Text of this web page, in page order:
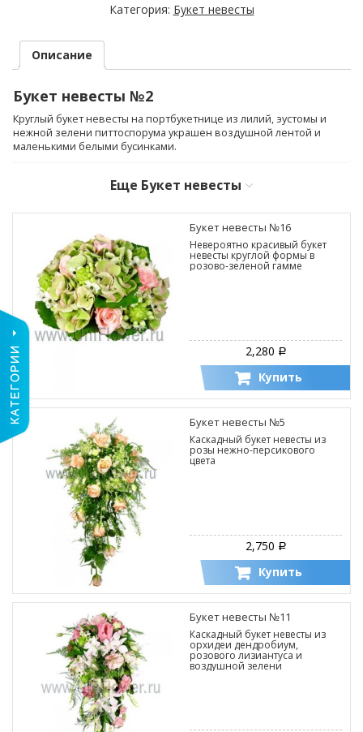
Категория: Букет невесты
Описание
Букет невесты №2
Круглый букет невесты на портбукетнице из лилий, эустомы и
нежной зелени питтоспорума украшен воздушной лентой и
маленькими белыми бусинками.
Еще Букет невесты
Букет невесты №16
Невероятно красивый букет
невесты круглой формы в
розово-зеленой гамме
2,280 Р
Купить
Букет невесты №5
Каскадный букет невесты из
розы нежно-персикового
цвета
2,750 Р
Купить
Букет невесты №11
Каскадный букет невесты из
орхидеи дендробиум,
розового лизиантуса и
воздушной зелени